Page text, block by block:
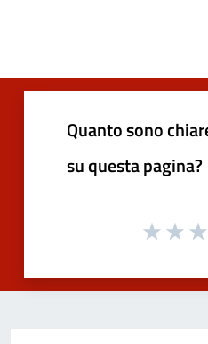
Quanto sono
su questa pagina?